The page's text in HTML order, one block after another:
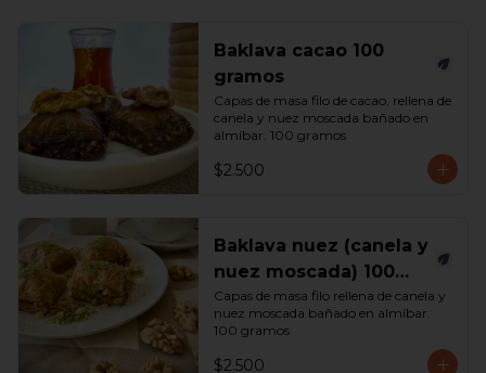
Baklava cacao 100
gramos
Capas de masa filo de cacao, rellena de
canela y nuez moscada bañado en
almíbar. 100 gramos
$2.500
Baklava nuez (canela y
nuez moscada) 100
gramos
Capas de masa filo rellena de canela y
nuez moscada bañado en almíbar.
100 gramos
$2.500